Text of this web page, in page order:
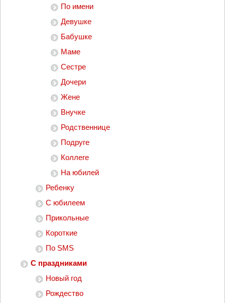
По имени
Девушке
Бабушке
Маме
Сестре
Дочери
Жене
Внучке
Родственнице
Подруге
Коллеге
На юбилей
Ребенку
С юбилеем
Прикольные
Короткие
По SMS
С праздниками
Новый год
Рождество